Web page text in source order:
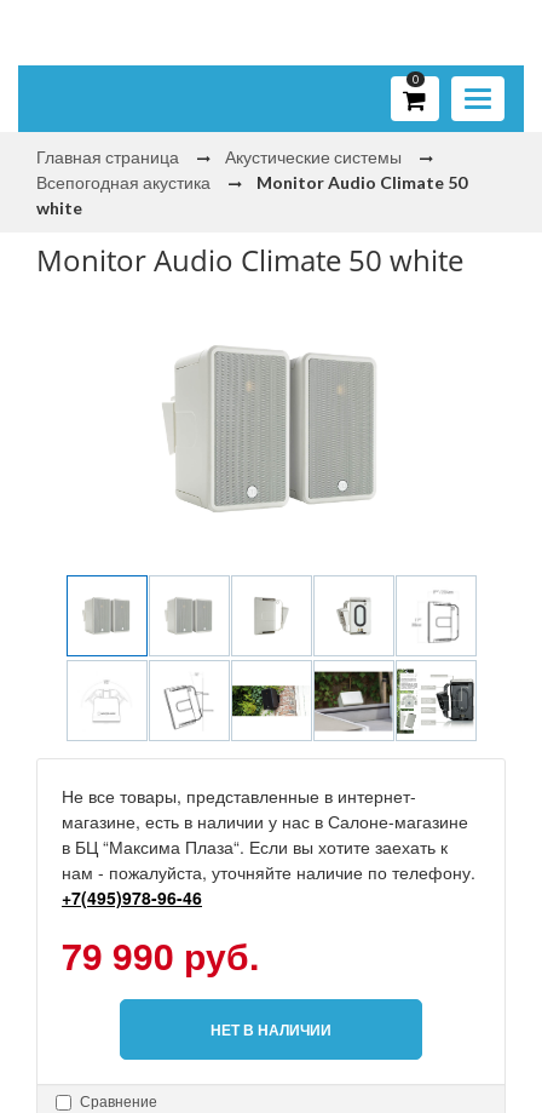
Toggle
0
Главная страница
Акустические системы
Всепогодная акустика
Monitor Audio Climate 50
white
Monitor Audio Climate 50 white
Не все товары, представленные в интернет-
магазине, есть в наличии у нас в Салоне-магазине
в БЦ “Максима Плаза“. Если вы хотите заехать к
нам - пожалуйста, уточняйте наличие по телефону.
+7(495)978-96-46
79 990 руб.
НЕТ В НАЛИЧИИ
Сравнение